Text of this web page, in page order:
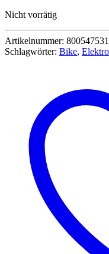
Nicht vorrätig
Artikelnummer:
Schlagwörter: Bike,